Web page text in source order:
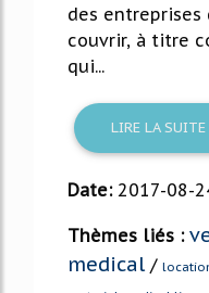
des entreprises
couvrir, à titre
qui...
LIRE LA SUITE
Date: 2017-08-
Thèmes liés :
medical /